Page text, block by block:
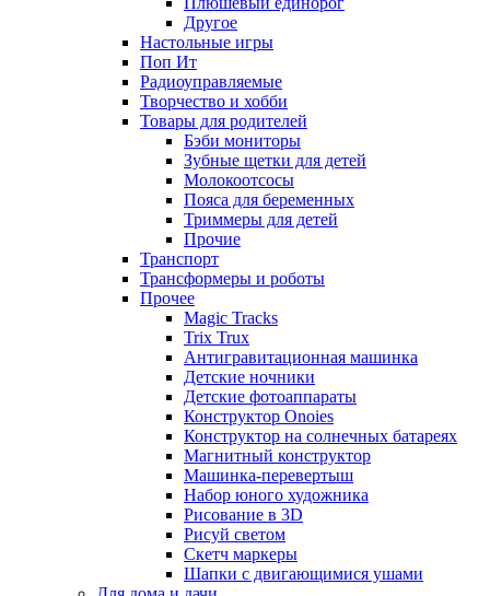
Другое
Настольные игры
Поп Ит
Радиоуправляемые
Творчество и хобби
Товары для родителей
Бэби мониторы
Зубные щетки для детей
Молокоотсосы
Пояса для беременных
Триммеры для детей
Прочие
Транспорт
Трансформеры и роботы
Прочее
Magic Tracks
Trix Trux
Антигравитационная машинка
Детские ночники
Детские фотоаппараты
Конструктор Onoies
Конструктор на солнечных батареях
Магнитный конструктор
Машинка-перевертыш
Набор юного художника
Рисование в 3D
Рисуй светом
Скетч маркеры
Шапки с двигающимися ушами